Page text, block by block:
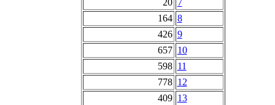
20 7
164 8
426 9
657 10
598 11
778 12
409 13